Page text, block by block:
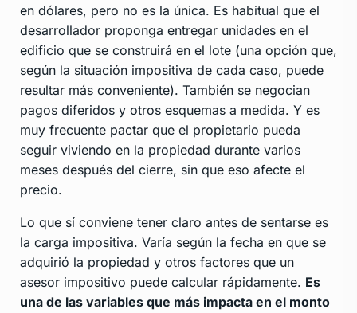
en dólares, pero no es la única. Es habitual que el
desarrollador proponga entregar unidades en el
edificio que se construirá en el lote (una opción que,
según la situación impositiva de cada caso, puede
resultar más conveniente). También se negocian
pagos diferidos y otros esquemas a medida. Y es
muy frecuente pactar que el propietario pueda
seguir viviendo en la propiedad durante varios
meses después del cierre, sin que eso afecte el
precio.
Lo que sí conviene tener claro antes de sentarse es
la carga impositiva. Varía según la fecha en que se
adquirió la propiedad y otros factores que un
asesor impositivo puede calcular rápidamente. Es
una de las variables que más impacta en el monto